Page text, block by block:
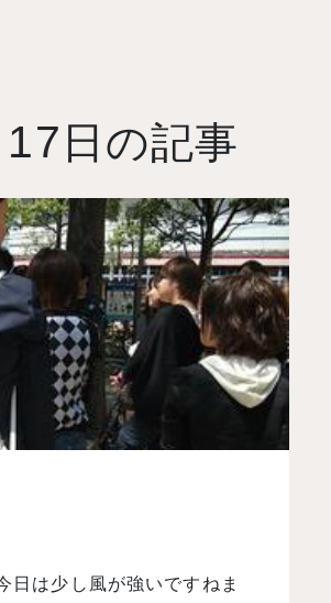
17 日の記事
日は少し風が強いですねま